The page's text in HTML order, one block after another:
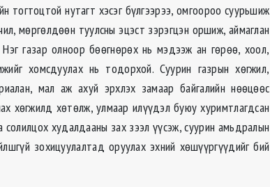
тогтоцтой нутагт хэсэг бүлгээрээ, омгоороо суурьшиж
мөргөлдөөн туулсны эцэст зэрэгцэн оршиж, аймаглан
газар олноор бөөгнөрөх нь мэдээж ан гөрөө, хоол,
хомсдуулах нь тодорхой. Суурин газрын хөгжил,
мал аж ахуй эрхлэх замаар байгалийн нөөцөөс
хөгжилд хөтөлж, улмаар илүүдэл буюу хуримтлагдсан
худалдааны зах зээл үүсэж, суурин амьдралын
зохицуулалтад оруулах эхний хөшүүргүүдийг бий